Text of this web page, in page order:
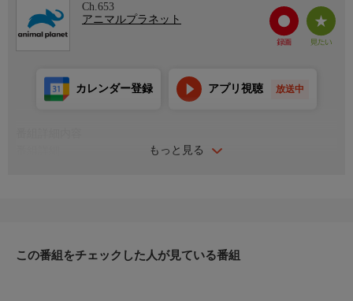
Ch.653
アニマルプラネット
もっと見る
カレンダー登録 アプリ視聴 放送中
この番組をチェックした人が見ている番組